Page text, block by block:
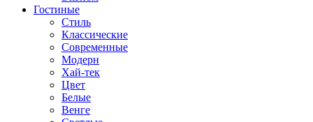
Гостиные
Стиль
Классические
Современные
Модерн
Хай-тек
Цвет
Белые
Венге